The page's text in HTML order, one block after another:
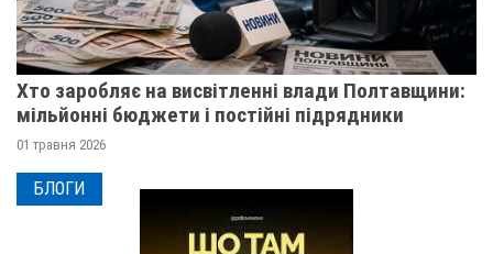
Хто заробляє на висвітленні влади Полтавщини:
мільйонні бюджети і постійні підрядники
01 травня 2026
БЛОГИ